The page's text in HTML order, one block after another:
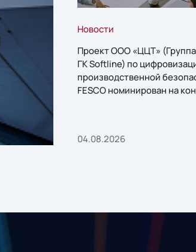
Новости
Проект ООО «ЦЦТ»
ГК Softline) по
производственной
FESCO номинирован на
04.08.2026